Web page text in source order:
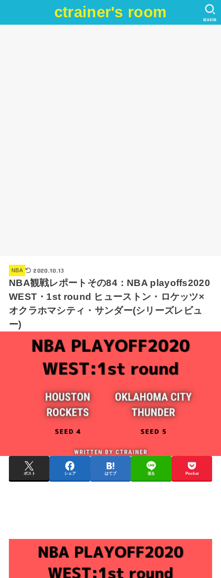
ctrainer's room SEARCH
NBA 2020.10.13
NBA観戦レポートその84：NBA playoffs2020
WEST・1st round ヒューストン・ロケッツ×
オクラホマシティ・サンダー(シリーズレビュ
ー)
ポスト シェア はてブ 送る Pocket